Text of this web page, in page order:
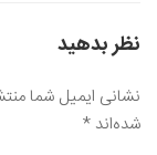
نظر بدهید
نشانی ایمیل شما
شده‌اند *